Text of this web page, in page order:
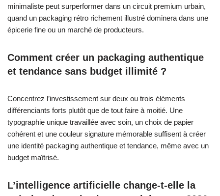
minimaliste peut surperformer dans un circuit premium urbain,
quand un packaging rétro richement illustré dominera dans une
épicerie fine ou un marché de producteurs.
Comment créer un packaging authentique
et tendance sans budget illimité ?
Concentrez l’investissement sur deux ou trois éléments
différenciants forts plutôt que de tout faire à moitié. Une
typographie unique travaillée avec soin, un choix de papier
cohérent et une couleur signature mémorable suffisent à créer
une identité packaging authentique et tendance, même avec un
budget maîtrisé.
L’intelligence artificielle change-t-elle la